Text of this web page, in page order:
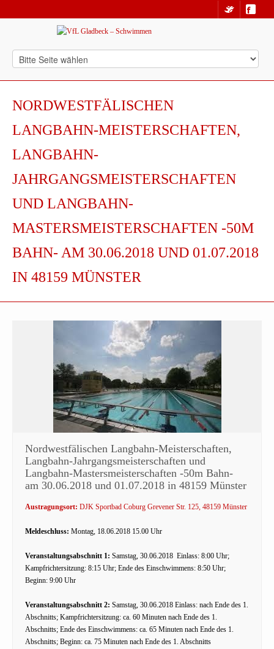
NORDWESTFÄLISCHEN
LANGBAHN-MEISTERSCHAFTEN,
LANGBAHN-
JAHRGANGSMEISTERSCHAFTEN
UND LANGBAHN-
MASTERSMEISTERSCHAFTEN -50M
BAHN- AM 30.06.2018 UND 01.07.2018
IN 48159 MÜNSTER
Nordwestfälischen Langbahn-Meisterschaften,
Langbahn-Jahrgangsmeisterschaften und
Langbahn-Mastersmeisterschaften -50m Bahn-
am 30.06.2018 und 01.07.2018 in 48159 Münster
Austragungsort: DJK Sportbad Coburg Grevener Str. 125, 48159 Münster
Meldeschluss: Montag, 18.06.2018 15.00 Uhr
Veranstaltungsabschnitt 1: Samstag, 30.06.2018 Einlass: 8:00 Uhr;
Kampfrichtersitzung: 8:15 Uhr; Ende des Einschwimmens: 8:50 Uhr;
Beginn: 9:00 Uhr
Veranstaltungsabschnitt 2: Samstag, 30.06.2018 Einlass: nach Ende des 1.
Abschnitts; Kampfrichtersitzung: ca. 60 Minuten nach Ende des 1.
Abschnitts; Ende des Einschwimmens: ca. 65 Minuten nach Ende des 1.
Abschnitts; Beginn: ca. 75 Minuten nach Ende des 1. Abschnitts